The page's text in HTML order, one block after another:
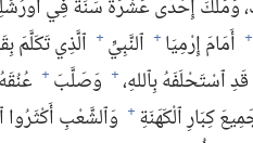
وَمَلَكَ إِحْدَى عَشْرَةَ سَنَةً فِي
+ أَمَامَ إِرْمِيَا + ٱلنَّبِيِّ + ٱلَّذِي تَكَلَّمَ
ٱسْتَحْلَفَهُ بِٱللهِ،‏+ وَصَلَّبَ +
كِبَارِ ٱلْكَهَنَةِ + وَٱلشَّعْبِ أَكْثَرُوا